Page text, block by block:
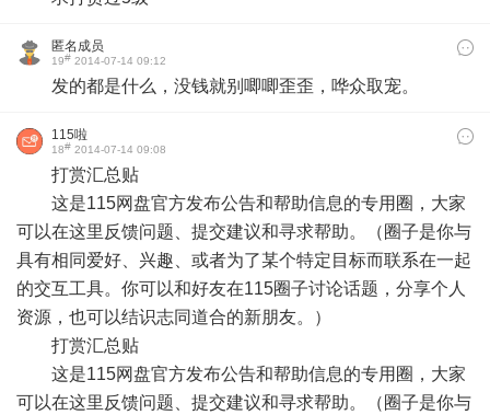
匿名成员
19# 2014-07-14 09:12
发的都是什么，没钱就别唧唧歪歪，哗众取宠。
115啦
18# 2014-07-14 09:08
打赏汇总贴
这是115网盘官方发布公告和帮助信息的专用圈，大家
可以在这里反馈问题、提交建议和寻求帮助。（圈子是你与
具有相同爱好、兴趣、或者为了某个特定目标而联系在一起
的交互工具。你可以和好友在115圈子讨论话题，分享个人
资源，也可以结识志同道合的新朋友。）
打赏汇总贴
这是115网盘官方发布公告和帮助信息的专用圈，大家
可以在这里反馈问题、提交建议和寻求帮助。（圈子是你与